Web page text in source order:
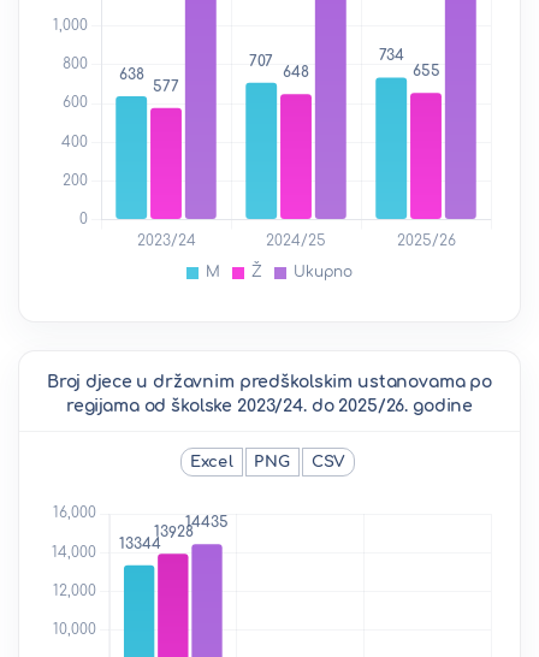
Broj djece u državnim predškolskim ustanovama po
regijama od školske 2023/24. do 2025/26. godine
Excel PNG CSV